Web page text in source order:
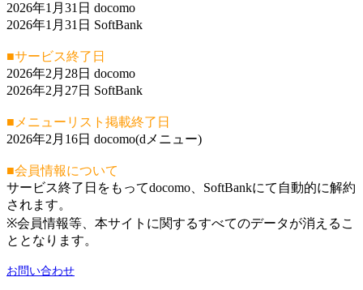
2026年1月31日 docomo
2026年1月31日 SoftBank
■サービス終了日
2026年2月28日 docomo
2026年2月27日 SoftBank
■メニューリスト掲載終了日
2026年2月16日 docomo(dメニュー)
■会員情報について
サービス終了日をもってdocomo、SoftBankにて自動的に解約
されます。
※会員情報等、本サイトに関するすべてのデータが消えるこ
ととなります。
お問い合わせ